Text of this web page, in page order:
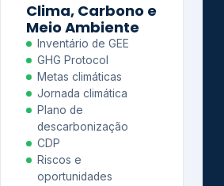
Clima, Carbono e
Meio Ambiente
Inventário de GEE
GHG Protocol
Metas climáticas
Jornada climática
Plano de
descarbonização
CDP
Riscos e
oportunidades